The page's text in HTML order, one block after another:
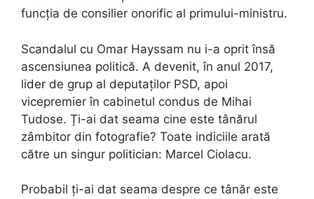
funcția de consilier onorific al primului-ministru.
Scandalul cu Omar Hayssam nu i-a oprit însă
ascensiunea politică. A devenit, în anul 2017,
lider de grup al deputaților PSD, apoi
vicepremier în cabinetul condus de Mihai
Tudose. Ți-ai dat seama cine este tânărul
zâmbitor din fotografie? Toate indiciile arată
către un singur politician: Marcel Ciolacu.
Probabil ți-ai dat seama despre ce tânăr este